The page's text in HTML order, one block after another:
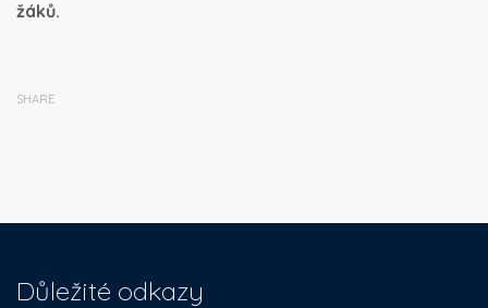
žáků.
SHARE
Důležité odkazy